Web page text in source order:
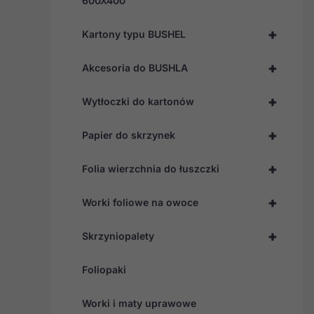
+
Kartony typu BUSHEL
+
Akcesoria do BUSHLA
+
Wytłoczki do kartonów
+
Papier do skrzynek
+
Folia wierzchnia do łuszczki
+
Worki foliowe na owoce
+
Skrzyniopalety
Foliopaki
Worki i maty uprawowe